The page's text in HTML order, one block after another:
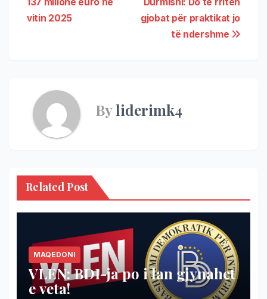
gjobat për praktikat jo
të ndershme
vitin 2025
Byliderimk4
Related Post
MAQEDONI
VLEN: BDI-ja po i lan gjynahet
e veta!